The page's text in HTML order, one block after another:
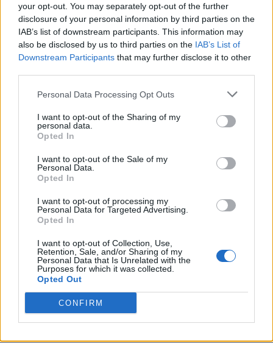
your opt-out. You may separately opt-out of the further
disclosure of your personal information by third parties on the
IAB’s list of downstream participants. This information may
also be disclosed by us to third parties on the IAB’s List of
Downstream Participants that may further disclose it to other
Personal Data Processing Opt Outs
I want to opt-out of the Sharing of my
personal data.
Opted In
I want to opt-out of the Sale of my
Personal Data.
Opted In
I want to opt-out of processing my
Personal Data for Targeted Advertising.
Opted In
I want to opt-out of Collection, Use,
Retention, Sale, and/or Sharing of my
Personal Data that Is Unrelated with the
Purposes for which it was collected.
Opted Out
CONFIRM